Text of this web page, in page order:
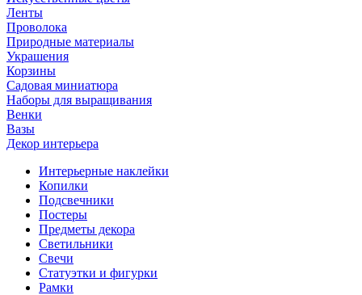
Ленты
Проволока
Природные материалы
Украшения
Корзины
Садовая миниатюра
Наборы для выращивания
Венки
Вазы
Декор интерьера
Интерьерные наклейки
Копилки
Подсвечники
Постеры
Предметы декора
Светильники
Свечи
Статуэтки и фигурки
Рамки